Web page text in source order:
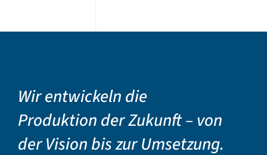
Wir entwickeln die
Produktion der Zukunft – von
der Vision bis zur Umsetzung.